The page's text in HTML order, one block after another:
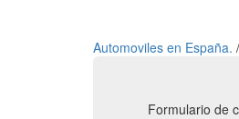
Automoviles en España. /
Formulario de